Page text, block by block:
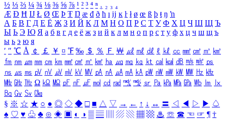
½ ⅓ ⅔ ¼ ¾ ⅛ ⅜ ⅝ ⅞ ¹ ² ³ ⁴ ⁿ ₁ ₂ ₃ ₄
Æ Ð Ħ Ĳ Ł Ø Œ Þ Ŧ Ŋ æ đ ð ħ ı ĳ ĸ ŀ ł ø œ ß þ ŧ ŋ ŉ
А Б В Г Д Е Ё Ж З И Й К Л М Н О П Р С Т У Ф Х Ц Ч Ш Щ Ъ
Ы Ь Э Ю Я а б в г д е ё ж з и й к л м н о п р с т у ф х ц ч ш щ ъ
ы ь э ю я
′ ″ ℃ Å ￠ ￡ ￥ ¤ ℉ ‰ ＄ ％ Ｆ ￦ ㎕ ㎖ ㎗ ℓ ㎘ ㏄ ㎣ ㎤ ㎥ ㎦
㎙ ㎚ ㎛ ㎜ ㎝ ㎞ ㎟ ㎠ ㎡ ㎢ ㏊ ㎍ ㎎ ㎏ ㏏ ㎈ ㎉ ㏈ ㎧ ㎨ ㎰
㎱ ㎲ ㎳ ㎴ ㎵ ㎶ ㎷ ㎸ ㎹ ㎀ ㎁ ㎂ ㎃ ㎄ ㎺ ㎻ ㎽ ㎾ ㎿ ㎐ ㎑
㎒ ㎓ ㎔ Ω ㏀ ㏁ ㎊ ㎋ ㎌ ㏖ ㏅ ㎭ ㎮ ㎯ ㏛ ㎩ ㎪ ㎫ ㎬ ㏝ ㏐
㏓
㏃ ㏉ ㏜ ㏆
§ ※ ☆ ★ ○ ● ◎ ◇ ◆ □ ■ △ ▽ → ← ↑ ↓ ↔ 〓 ◁ ◀ ▷ ▶ ♤
♠ ♡ ♥ ♧ ♣ ⊙ ◈ ▣ ◐ ◑ ▒ ▤ ▨ ▧ ▦ ▩ ♨ ☏ ☎ ☜ ☞ ¶ †